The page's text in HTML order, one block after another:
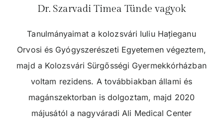
Dr. Szarvadi Timea Tünde vagyok
Tanulmányaimat a kolozsvári Iuliu Hațieganu
Orvosi és Gyógyszerészeti Egyetemen végeztem,
majd a Kolozsvári Sürgősségi Gyermekkórházban
voltam rezidens. A továbbiakban állami és
magánszektorban is dolgoztam, majd 2020
májusától a nagyváradi Ali Medical Center